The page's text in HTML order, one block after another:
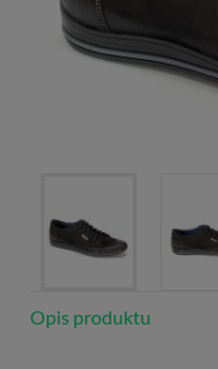
Opis produktu